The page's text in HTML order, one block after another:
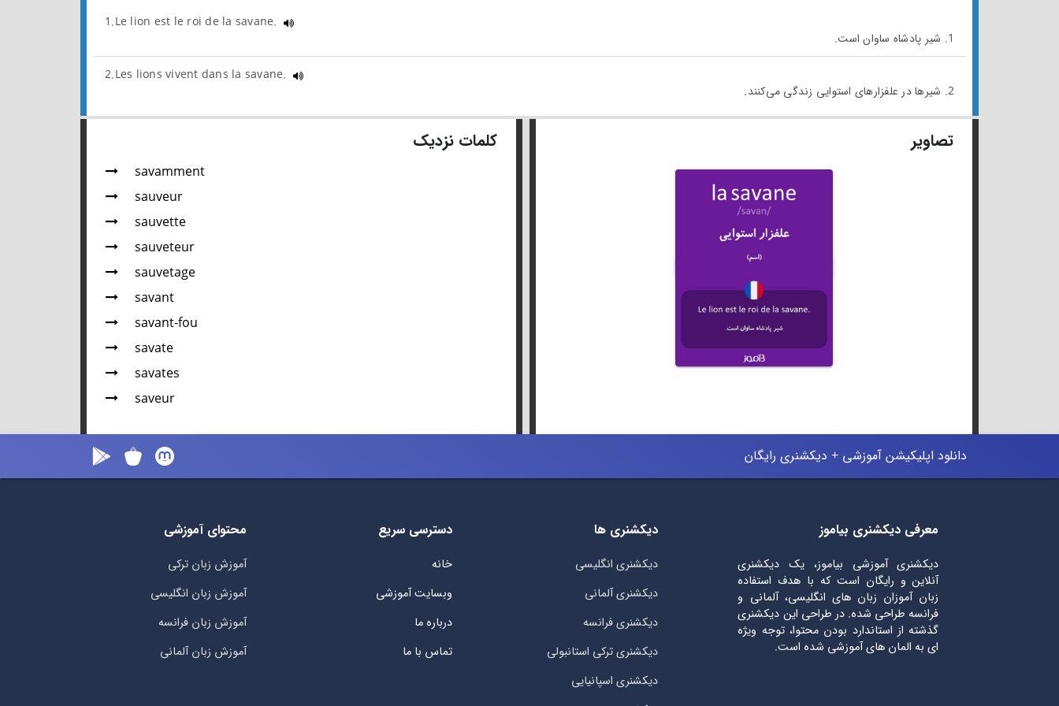
1.Le lion est le roi de la savane.
1. شیر پادشاه ساوان است.
2.Les lions vivent dans la savane.
2. شیرها در علفزارهای استوایی زندگی می‌کنند.
تصاویر کلمات نزدیک
savamment
sauveur
sauvette
sauveteur
sauvetage
savant
savant-fou
savate
savates
saveur
دانلود اپلیکیشن آموزشی + دیکشنری رایگان
معرفی دیکشنری بیاموز
دیکشنری آموزشی بیاموز، یک دیکشنری
آنلاین و رایگان است که با هدف استفاده
زبان آموزان زبان های انگلیسی، آلمانی و
فرانسه طراحی شده. در طراحی این دیکشنری
گذشته از استاندارد بودن محتوا، توجه ویژه
ای به المان های آموزشی شده است.
دیکشنری ها
دیکشنری انگلیسی
دیکشنری آلمانی
دیکشنری فرانسه
دیکشنری ترکی استانبولی
دیکشنری اسپانیایی
دسترسی سریع
خانه
وبسایت آموزشی
درباره ما
تماس با ما
محتوای آموزشی
آموزش زبان ترکی
آموزش زبان انگلیسی
آموزش زبان فرانسه
آموزش زبان آلمانی